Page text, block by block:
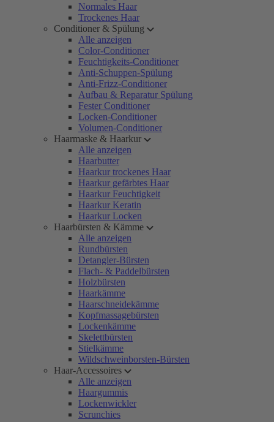
Normales Haar
Trockenes Haar
Conditioner & Spülung
Alle anzeigen
Color-Conditioner
Feuchtigkeits-Conditioner
Anti-Schuppen-Spülung
Anti-Frizz-Conditioner
Aufbau & Reparatur Spülung
Fester Conditioner
Locken-Conditioner
Volumen-Conditioner
Haarmaske & Haarkur
Alle anzeigen
Haarbutter
Haarkur trockenes Haar
Haarkur gefärbtes Haar
Haarkur Feuchtigkeit
Haarkur Keratin
Haarkur Locken
Haarbürsten & Kämme
Alle anzeigen
Rundbürsten
Detangler-Bürsten
Flach- & Paddelbürsten
Holzbürsten
Haarkämme
Haarschneidekämme
Kopfmassagebürsten
Lockenkämme
Skelettbürsten
Stielkämme
Wildschweinborsten-Bürsten
Haar-Accessoires
Alle anzeigen
Haargummis
Lockenwickler
Scrunchies